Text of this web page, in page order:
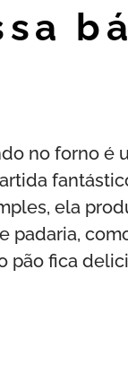
no forno é
ela
padaria,
pão fica